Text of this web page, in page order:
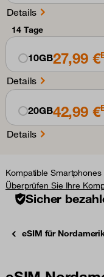
Details
14 Tage
10GB27,99 €
Details
20GB42,99 €
Details
Kompatible
Überprüfen Sie Ihre
Sicher
eSIM für